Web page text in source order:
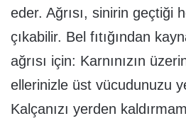
eder. Ağrısı, sinirin geçtiği
çıkabilir. Bel fıtığından
ağrısı için: Karnınızın
ellerinizle üst vücudunuzu
Kalçanızı yerden